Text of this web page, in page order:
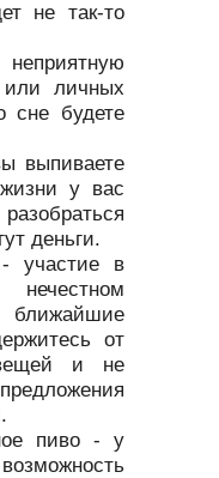
не так-то
личных
сне будете
выпиваете
у вас
деньги.
участие в
от
и не
пиво - у